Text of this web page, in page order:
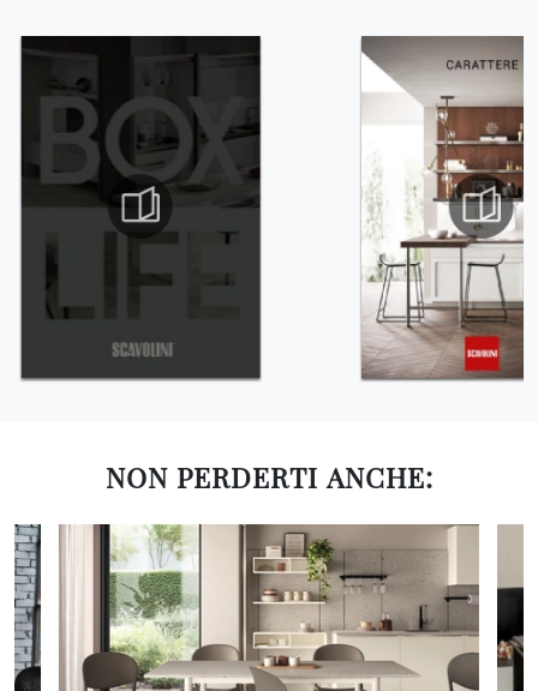
NON PERDERTI ANCHE: